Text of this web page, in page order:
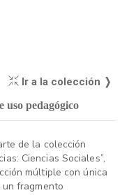
Ir a la colección ❭
uso pedagógico
de la colección
Ciencias Sociales”,
múltiple con única
fragmento